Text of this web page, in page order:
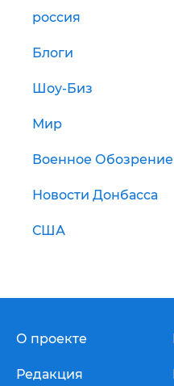
россия
Блоги
Шоу-Биз
Мир
Военное Обозрение
Новости Донбасса
США
О проекте
Редакция